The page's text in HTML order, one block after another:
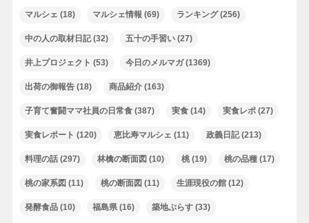
マルシェ (18) マルシェ情報 (69) ランキング(256)
中の人の取材日記(32) 五十の手習い(27)
井上プロジェクト (53) 今日のメルマガ(1369)
出荷の御報告(18) 商品紹介(163)
子育て奮闘ママ社員の日常食(387) 実食(14) 実食レポ(27)
実食レポート (120) 恵比寿マルシェ (11) 政義日記(213)
料理の話(297) 林檎の断面図 (10) 桃(19) 桃の品種(17)
桃の家系図 (11) 桃の断面図 (11) 生涯現役の館(12)
発酵食品(10) 福島県(16) 築地ぷらす(33)